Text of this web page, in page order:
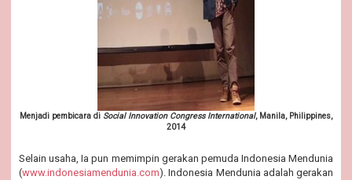
Menjadi pembicara di Social Innovation Congress International, Manila, Philippines,
2014
Selain usaha, Ia pun memimpin gerakan pemuda Indonesia Mendunia
(www.indonesiamendunia.com). Indonesia Mendunia adalah gerakan